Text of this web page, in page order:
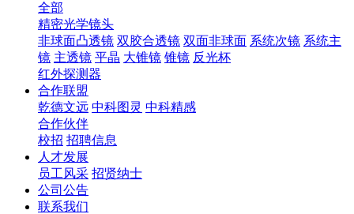
全部
精密光学镜头
非球面凸透镜 双胶合透镜 双面非球面 系统次镜 系统主
镜 主透镜 平晶 大锥镜 锥镜 反光杯
红外探测器
合作联盟
乾德文远 中科图灵 中科精感
合作伙伴
校招 招聘信息
人才发展
员工风采 招贤纳士
公司公告
联系我们